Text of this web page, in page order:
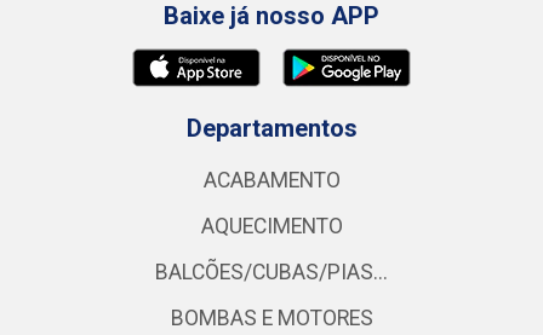
Baixe já nosso APP
Departamentos
ACABAMENTO
AQUECIMENTO
BALCÕES/CUBAS/PIAS...
BOMBAS E MOTORES